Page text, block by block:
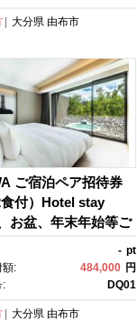
め 大分県 由布市 C
大分県 由布市
ご宿泊ペア招待券
食付）Hotel stay
お盆、年末年始等ご
日有】＜2023年6月
＞ | 宿泊券 宿泊 旅行
観光 旅行 ホテル 旅
ン トラベル ゆふい
- pt
額:
484,000 円
:
DQ01
大分県 由布市